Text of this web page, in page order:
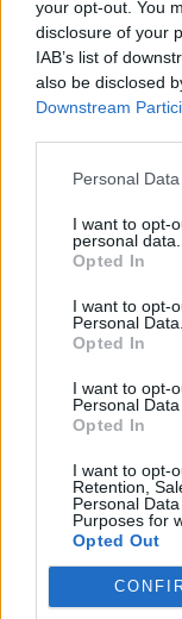
your opt-out. You
disclosure of your
IAB’s list of
also be disclosed
Downstream
Personal
I want to opt-
personal data.
Opted In
I want to opt-
Personal Data.
Opted In
I want to opt-
Personal
Opted In
I want to opt-
Retention,
Personal
Purposes for
Opted Out
παρεμπόδιση της
09:53
Συνετρίβη
09:46
πυρκαγιές στο
Κομμός: Η
Καρέτα Καρέτα -
09:33
ΒΟΑΚ:
Νεάπολη – Άγιος
09:27
Βερολίνο:
drone, σύμφωνα
Σητεία: